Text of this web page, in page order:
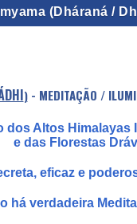
(Dháraná /
)- MEDITAÇÃO /
dos Altos
e das Florestas
eficaz e
há verdadeira